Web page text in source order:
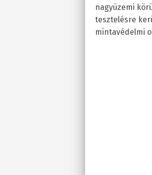
nagyüzemi
tesztelésre
mintavédelmi